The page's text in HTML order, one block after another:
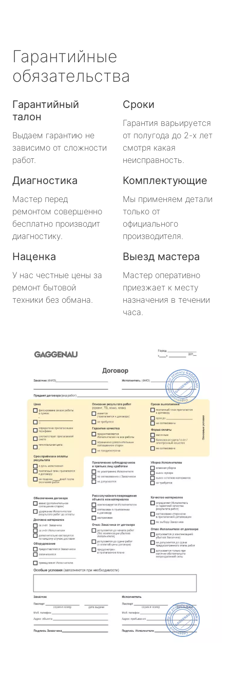
Гарантийные
обязательства
Гарантийный
талон
Выдаем гарантию не
зависимо от сложности
работ.
Сроки
Гарантия варьируется
от полугода до 2-х лет
смотря какая
неисправность.
Диагностика
Мастер перед
ремонтом совершенно
бесплатно производит
диагностику.
Комплектующие
Мы применяем детали
только от
официального
производителя.
Наценка
У нас честные цены за
ремонт бытовой
техники без обмана.
Выезд мастера
Мастер оперативно
приезжает к месту
назначения в течении
часа.